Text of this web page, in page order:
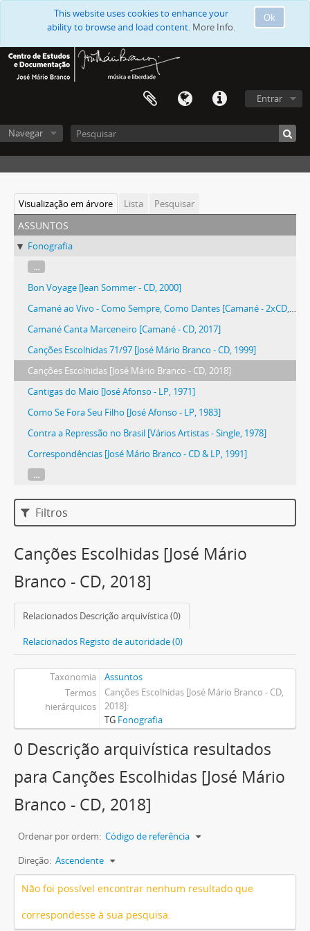
Ok
This website uses cookies to enhance your
ability to browse and load content. More Info.
Entrar
Navegar
Visualização em árvore Lista Pesquisar
assuntos
Fonografia
...
Bon Voyage [Jean Sommer - CD, 2000]
Camané ao Vivo - Como Sempre, Como Dantes [Camané - 2xCD, 2003]
Camané Canta Marceneiro [Camané - CD, 2017]
Canções Escolhidas 71/97 [José Mário Branco - CD, 1999]
Canções Escolhidas [José Mário Branco - CD, 2018]
Cantigas do Maio [José Afonso - LP, 1971]
Como Se Fora Seu Filho [José Afonso - LP, 1983]
Contra a Repressão no Brasil [Vários Artistas - Single, 1978]
Correspondências [José Mário Branco - CD & LP, 1991]
...
Filtros
Canções Escolhidas [José Mário
Branco - CD, 2018]
Relacionados Descrição arquivística (0)
Relacionados Registo de autoridade (0)
Taxonomia
Assuntos
Termos
hierárquicos
Canções Escolhidas [José Mário Branco - CD,
2018]
TG Fonografia
0 Descrição arquivística resultados
para Canções Escolhidas [José Mário
Branco - CD, 2018]
Ordenar por ordem: Código de referência
Direção: Ascendente
Não foi possível encontrar nenhum resultado que
correspondesse à sua pesquisa.